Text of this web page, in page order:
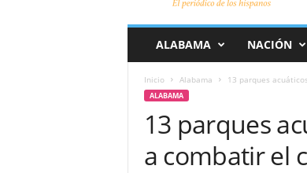
ALABAMA NACIÓN
Inicio Alabama 13 parques
ALABAMA
13 parques
a combatir el